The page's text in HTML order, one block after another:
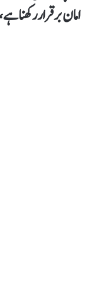
امان برقرار رکھنا